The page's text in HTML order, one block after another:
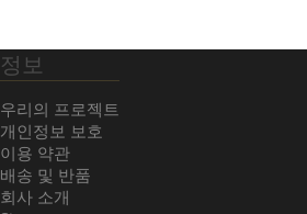
정보
우리의 프로젝트
개인정보 보호
이용 약관
배송 및 반품
회사 소개